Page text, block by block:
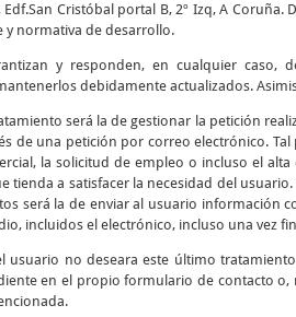
Cristóbal portal B, 2º Izq, A
y normativa de desarrollo.
y responden, en cualquier caso,
debidamente actualizados.
será la de gestionar la petición
de una petición por correo electrónico.
la solicitud de empleo o incluso el
tienda a satisfacer la necesidad del
será la de enviar al usuario información
incluidos el electrónico, incluso una vez
usuario no deseara este último
en el propio formulario de contacto